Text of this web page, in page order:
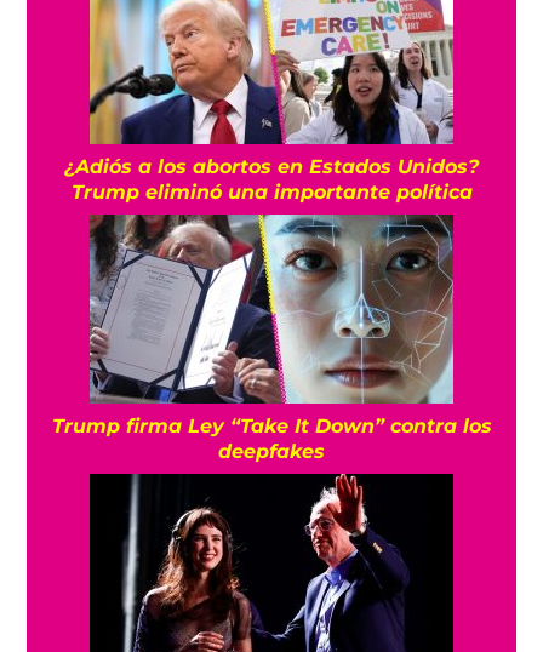
¿Adiós a los abortos en Estados Unidos?
Trump eliminó una importante política
Trump firma Ley “Take It Down” contra los
deepfakes